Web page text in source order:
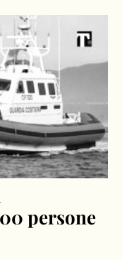
persone